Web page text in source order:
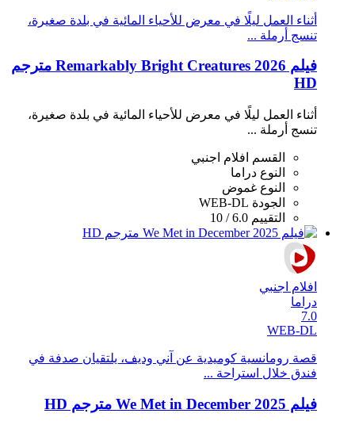
أثناء العمل ليلًا في معرض للأحياء المائية في بلدة صغيرة،
تنسج أرملة ...
فيلم Remarkably Bright Creatures 2026 مترجم
HD
أثناء العمل ليلًا في معرض للأحياء المائية في بلدة صغيرة،
تنسج أرملة ...
القسم
افلام اجنبي
النوع دراما
النوع غموض
الجودة WEB-DL
التقييم 6.0 / 10
افلام اجنبي
دراما
7.0
WEB-DL
قصة رومانسية كوميدية عن آني وديف، يلتقيان صدفة في
فندق خلال استراحة ...
فيلم We Met in December 2025 مترجم HD